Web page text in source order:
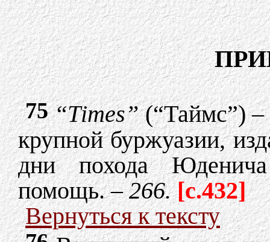
75 “Тimes”(“Таймс”) –
крупной буржуазии,
дни похода
помощь. –266.[c.432]
Вернуться к тексту